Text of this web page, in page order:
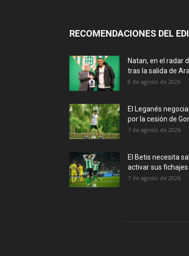
RECOMENDACIONES DEL
Natan, en el radar
tras la salida de
8 de agosto de 2026
El Leganés
por la cesión de
7 de agosto de 2026
El Betis necesita
activar sus fichajes
7 de agosto de 2026